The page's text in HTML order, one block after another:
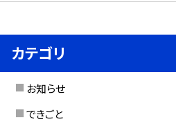
カテゴリ
お知らせ
できごと